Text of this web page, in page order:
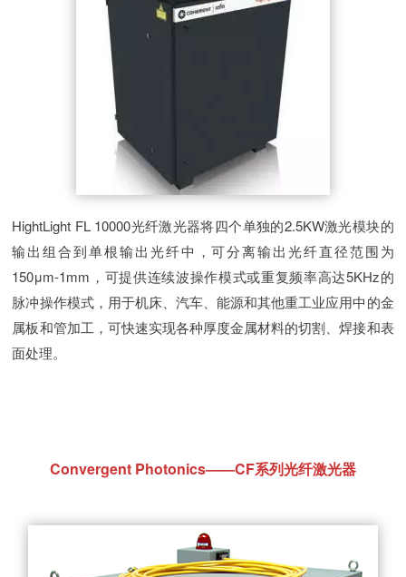
HightLight FL 10000光纤激光器将四个单独的2.5KW激光模块的
输出组合到单根输出光纤中，可分离输出光纤直径范围为
150μm-1mm，可提供连续波操作模式或重复频率高达5KHz的
脉冲操作模式，用于机床、汽车、能源和其他重工业应用中的金
属板和管加工，可快速实现各种厚度金属材料的切割、焊接和表
面处理。
Convergent Photonics——CF系列光纤激光器